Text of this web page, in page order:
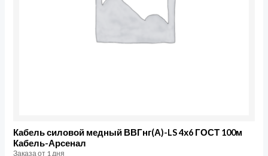
Кабель силовой медный ВВГнг(А)-LS 4х6 ГОСТ 100м
Кабель-Арсенал
Заказа от 1 дня